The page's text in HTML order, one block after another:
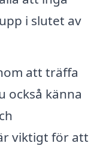
i slutet av
att träffa
också känna
viktigt för att